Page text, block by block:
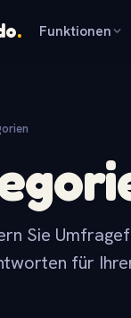
. Funktionen
Sie
für